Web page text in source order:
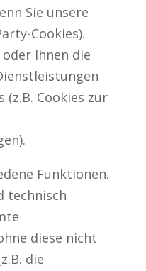
Sie unsere
Cookies).
Ihnen die
Cookies zur
Funktionen.
technisch
diese nicht
die